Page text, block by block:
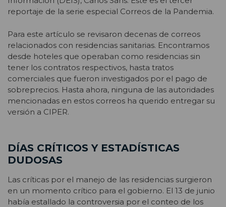
reportaje de la serie especial Correos de la Pandemia.
Para este artículo se revisaron decenas de correos
relacionados con residencias sanitarias. Encontramos
desde hoteles que operaban como residencias sin
tener los contratos respectivos, hasta tratos
comerciales que fueron investigados por el pago de
sobreprecios. Hasta ahora, ninguna de las autoridades
mencionadas en estos correos ha querido entregar su
versión a CIPER.
DÍAS CRÍTICOS Y ESTADÍSTICAS
DUDOSAS
Las críticas por el manejo de las residencias surgieron
en un momento crítico para el gobierno. El 13 de junio
había estallado la controversia por el conteo de los